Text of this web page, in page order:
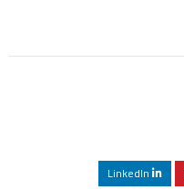
LinkedIn